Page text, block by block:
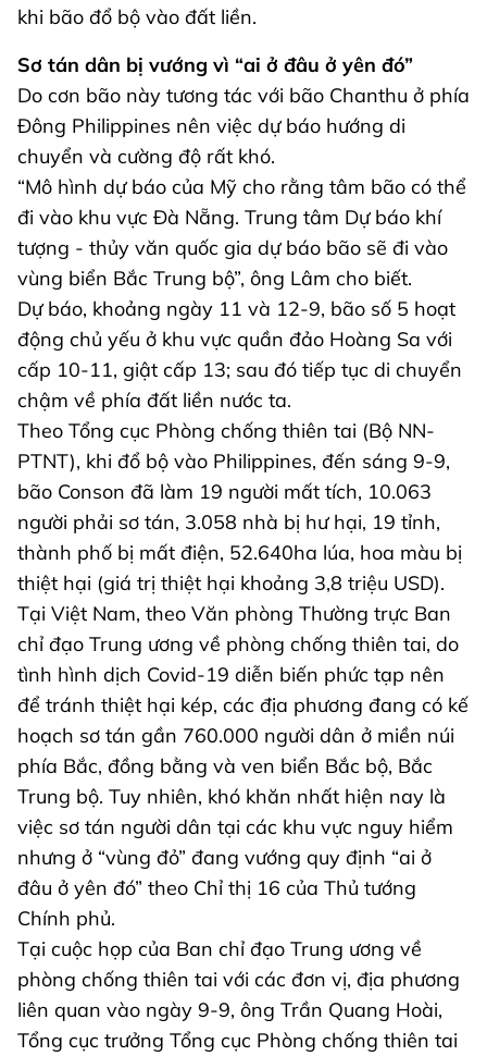
khi bão đổ bộ vào đất liền.
Sơ tán dân bị vướng vì “ai ở đâu ở yên đó”
Do cơn bão này tương tác với bão Chanthu ở phía
Đông Philippines nên việc dự báo hướng di
chuyển và cường độ rất khó.
“Mô hình dự báo của Mỹ cho rằng tâm bão có thể
đi vào khu vực Đà Nẵng. Trung tâm Dự báo khí
tượng - thủy văn quốc gia dự báo bão sẽ đi vào
vùng biển Bắc Trung bộ”, ông Lâm cho biết.
Dự báo, khoảng ngày 11 và 12-9, bão số 5 hoạt
động chủ yếu ở khu vực quần đảo Hoàng Sa với
cấp 10-11, giật cấp 13; sau đó tiếp tục di chuyển
chậm về phía đất liền nước ta.
Theo Tổng cục Phòng chống thiên tai (Bộ NN-
PTNT), khi đổ bộ vào Philippines, đến sáng 9-9,
bão Conson đã làm 19 người mất tích, 10.063
người phải sơ tán, 3.058 nhà bị hư hại, 19 tỉnh,
thành phố bị mất điện, 52.640ha lúa, hoa màu bị
thiệt hại (giá trị thiệt hại khoảng 3,8 triệu USD).
Tại Việt Nam, theo Văn phòng Thường trực Ban
chỉ đạo Trung ương về phòng chống thiên tai, do
tình hình dịch Covid-19 diễn biến phức tạp nên
để tránh thiệt hại kép, các địa phương đang có kế
hoạch sơ tán gần 760.000 người dân ở miền núi
phía Bắc, đồng bằng và ven biển Bắc bộ, Bắc
Trung bộ. Tuy nhiên, khó khăn nhất hiện nay là
việc sơ tán người dân tại các khu vực nguy hiểm
nhưng ở “vùng đỏ” đang vướng quy định “ai ở
đâu ở yên đó” theo Chỉ thị 16 của Thủ tướng
Chính phủ.
Tại cuộc họp của Ban chỉ đạo Trung ương về
phòng chống thiên tai với các đơn vị, địa phương
liên quan vào ngày 9-9, ông Trần Quang Hoài,
Tổng cục trưởng Tổng cục Phòng chống thiên tai